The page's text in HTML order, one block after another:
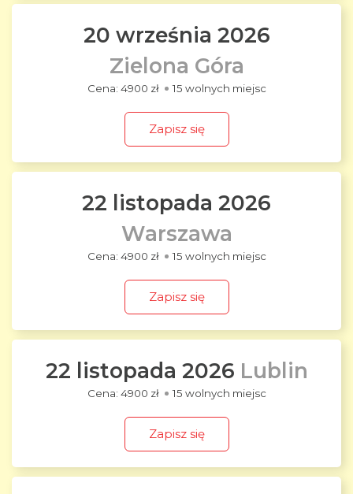
20 września 2026
Zielona Góra
4900 zł 15 wolnych miejsc
Zapisz się
22 listopada 2026
Warszawa
4900 zł 15 wolnych miejsc
Zapisz się
22 listopada 2026 Lublin
4900 zł 15 wolnych miejsc
Zapisz się